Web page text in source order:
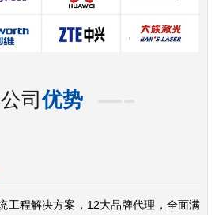
公司优势
工程解决方案，12大品牌代理，全面满